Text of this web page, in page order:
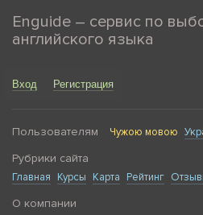
Enguide – сервис по
английского языка
Вход Регистрация
Пользователям Чужою мовою
Рубрики сайта
Главная Курсы Карта Рейтинг
О компании